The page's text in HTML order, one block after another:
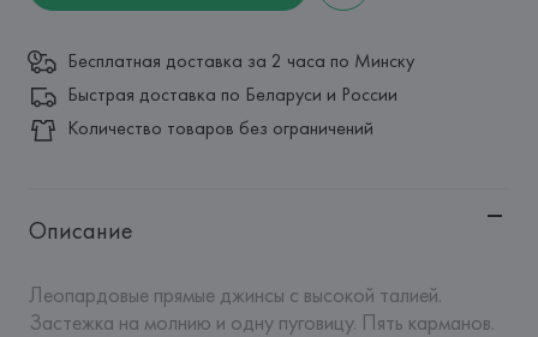
Бесплатная доставка за 2 часа по Минску
Быстрая доставка по Беларуси и России
Количество товаров без ограничений
Описание
Леопардовые прямые джинсы с высокой талией.
Застежка на молнию и одну пуговицу. Пять карманов.